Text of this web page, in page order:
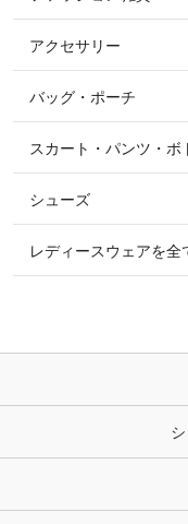
パーカー・トレー
ニット・セーター
シャツ・ブラウス
その他 アウター
ショーシャツ
すべてのファッショ
ソックス
ベルト
マフラー・スカー
時計・財布・キー
キーホルダー・チ
その他 ファッショ
アクセサリー
すべてのアクセサリ
リング
ピアス・イヤリング
ピン・ブローチ・
その他 アクセサリ
バッグ・ポーチ
スカート・パンツ・ボ
シューズ
レディースウェアを全